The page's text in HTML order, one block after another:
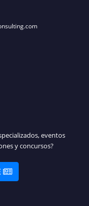
eventos
y concursos?